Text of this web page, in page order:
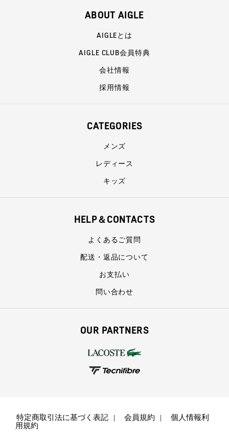
ABOUT AIGLE
AIGLEとは
AIGLE CLUB会員特典
会社情報
採用情報
CATEGORIES
メンズ
レディース
キッズ
HELP＆CONTACTS
よくあるご質問
配送・返品について
お支払い
問い合わせ
OUR PARTNERS
特定商取引法に基づく表記 会員規約
個人情報利
用規約